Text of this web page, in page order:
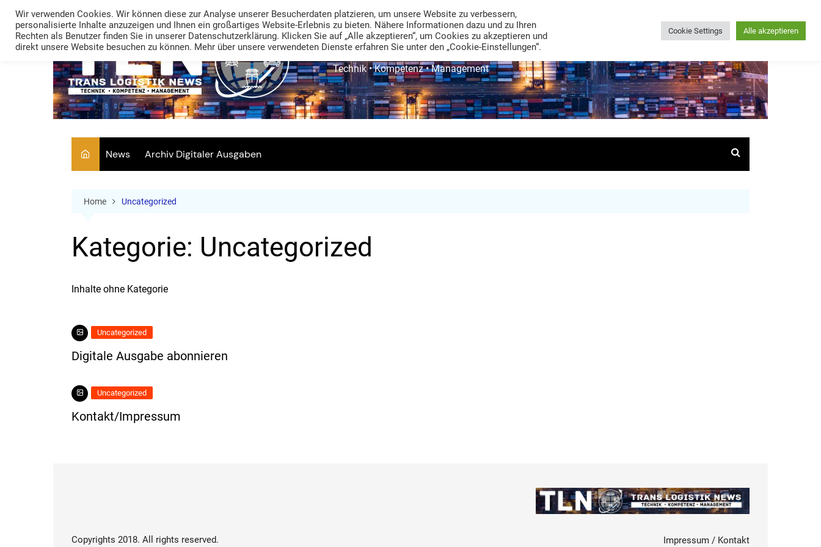
content
TRANS LOGISTIK NEWS
Technik • Kompetenz • Management
News Archiv Digitaler Ausgaben
Home Uncategorized
Kategorie: Uncategorized
Inhalte ohne Kategorie
Uncategorized
Digitale Ausgabe abonnieren
Uncategorized
Kontakt/Impressum
Copyrights 2018. All rights reserved. Impressum / Kontakt
Wir verwenden Cookies. Wir können diese zur Analyse unserer Besucherdaten platzieren, um unsere Website zu verbessern,
personalisierte Inhalte anzuzeigen und Ihnen ein großartiges Website-Erlebnis zu bieten. Nähere Informationen dazu und zu Ihren
Rechten als Benutzer finden Sie in unserer Datenschutzerklärung. Klicken Sie auf „Alle akzeptieren“, um Cookies zu akzeptieren und
direkt unsere Website besuchen zu können. Mehr über unsere verwendeten Dienste erfahren Sie unter den „Cookie-Einstellungen“.
Cookie Settings Alle akzeptieren